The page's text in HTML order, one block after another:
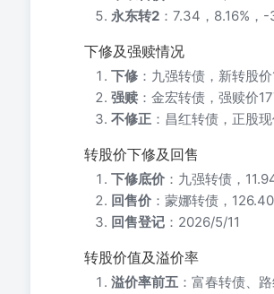
永东转2 ：7.34，8.16%，
下修及强赎情况
下修 ：九强转债，新转股
强赎 ：金宏转债，强赎价
不修正 ：昌红转债，正股
转股价下修及回售
下修底价 ：九强转债，
回售价 ：蒙娜转债，
回售登记 ：2026/5/11
转股价值及溢价率
溢价率前五 ：富春转债、